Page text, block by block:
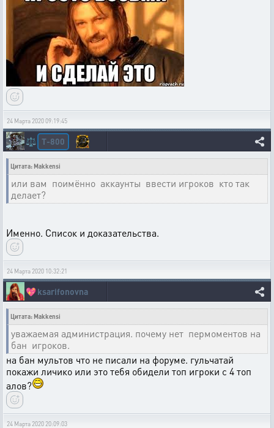
24 Марта 2020 09:19:45
⚖️ T-800
Цитата: Makkensi
или вам поимённо аккаунты ввести игроков кто так
делает?
Именно. Список и доказательства.
24 Марта 2020 10:32:21
💖ksarifonovna
Цитата: Makkensi
уважаемая администрация. почему нет пермоментов на
бан игроков.
на бан мультов что не писали на форуме. гульчатай
покажи личико или это тебя обидели топ игроки с 4 топ
алов?
24 Марта 2020 20:09:03